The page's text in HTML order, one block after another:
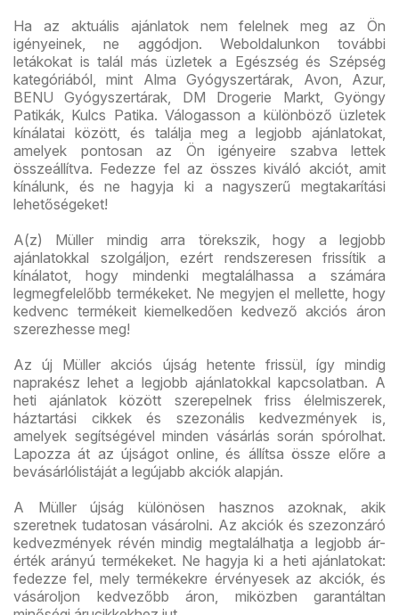
Ha az aktuális ajánlatok nem felelnek meg az Ön
igényeinek, ne aggódjon. Weboldalunkon további
letákokat is talál más üzletek a Egészség és Szépség
kategóriából, mint Alma Gyógyszertárak, Avon, Azur,
BENU Gyógyszertárak, DM Drogerie Markt, Gyöngy
Patikák, Kulcs Patika. Válogasson a különböző üzletek
kínálatai között, és találja meg a legjobb ajánlatokat,
amelyek pontosan az Ön igényeire szabva lettek
összeállítva. Fedezze fel az összes kiváló akciót, amit
kínálunk, és ne hagyja ki a nagyszerű megtakarítási
lehetőségeket!
A(z) Müller mindig arra törekszik, hogy a legjobb
ajánlatokkal szolgáljon, ezért rendszeresen frissítik a
kínálatot, hogy mindenki megtalálhassa a számára
legmegfelelőbb termékeket. Ne megyjen el mellette, hogy
kedvenc termékeit kiemelkedően kedvező akciós áron
szerezhesse meg!
Az új Müller akciós újság hetente frissül, így mindig
naprakész lehet a legjobb ajánlatokkal kapcsolatban. A
heti ajánlatok között szerepelnek friss élelmiszerek,
háztartási cikkek és szezonális kedvezmények is,
amelyek segítségével minden vásárlás során spórolhat.
Lapozza át az újságot online, és állítsa össze előre a
bevásárlólistáját a legújabb akciók alapján.
A Müller újság különösen hasznos azoknak, akik
szeretnek tudatosan vásárolni. Az akciók és szezonzáró
kedvezmények révén mindig megtalálhatja a legjobb ár-
érték arányú termékeket. Ne hagyja ki a heti ajánlatokat:
fedezze fel, mely termékekre érvényesek az akciók, és
vásároljon kedvezőbb áron, miközben garantáltan